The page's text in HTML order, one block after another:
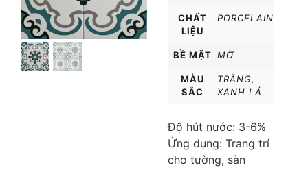
CHẤT
LIỆU
PORCELAIN
BỀ MẶT MỜ
MÀU
SẮC
TRẮNG,
XANH LÁ
Độ hút nước: 3-6%
Ứng dụng: Trang trí
cho tường, sàn